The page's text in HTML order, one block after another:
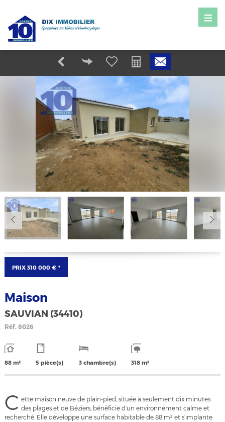
PRIX310 000 € *
Maison
SAUVIAN (34410)
Réf.8026
88 m² 5 pièce(s) 3 chambre(s) 318 m²
C ette maison neuve de plain-pied, située à seulement dix minutes
des plages et de Béziers, bénéficie d’un environnement calme et
recherché. Elle développe une surface habitable de 88 m² et s’implante